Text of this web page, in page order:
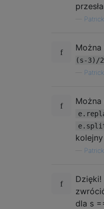
MMMMMMM
MMMMMMM
M M M M
`.
  console
.
falsey.
(s-3)/2
Dzięki!
dla s